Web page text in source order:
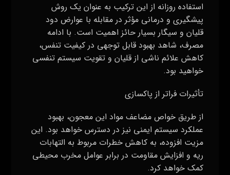
استفاده روزانه از این ترکیب به عنوان یک روش
پیشگیری و درمانی مؤثر در مقابله با عوارض دود
قلیان و سیگار بسیار حائز اهمیت است. با ادامه
مصرف، شاهد بهبود قابل توجهی در کیفیت تنفس،
کاهش علائم ناشی از قلیان و تقویت سیستم تنفسی
خواهید بود.
تأثیرات فراتر از پاکسازی
از طریق خواص مضاعف مواد این معجون، بهبود
عملکرد سیستم ایمنی نیز در دسترس خواهد بود. این
مزیت افزوده، به کاهش خطرات مربوط به التهابات
ریه و افزایش مقاومت در برابر عوامل مخرب محیطی
کمک خواهد کرد.